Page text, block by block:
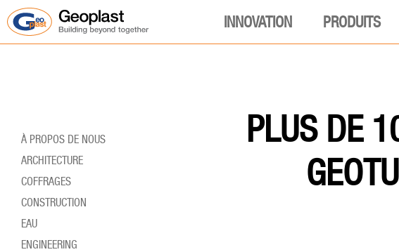
INNOVATION PRODUITS
PLUS DE
À PROPOS DE NOUS
ARCHITECTURE
COFFRAGES
CONSTRUCTION
EAU
ENGINEERING